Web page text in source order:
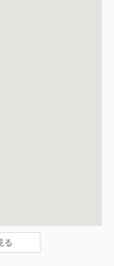
る